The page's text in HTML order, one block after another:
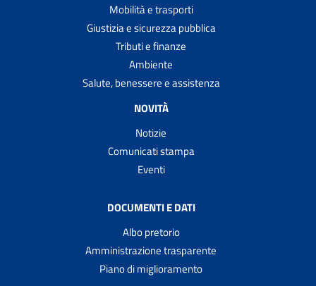
Mobilità e trasporti
Giustizia e sicurezza pubblica
Tributi e finanze
Ambiente
Salute, benessere e assistenza
NOVITÀ
Notizie
Comunicati stampa
Eventi
DOCUMENTI E DATI
Albo pretorio
Amministrazione trasparente
Piano di miglioramento